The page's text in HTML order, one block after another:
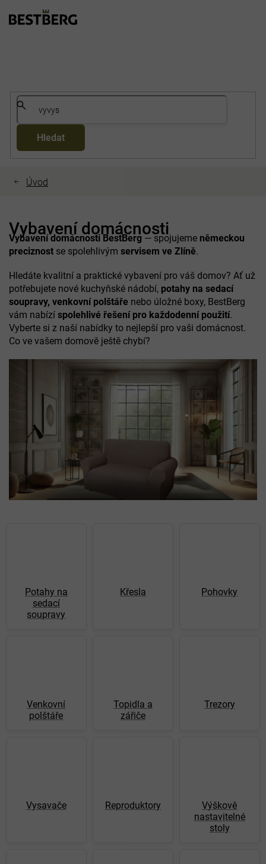
Hledat
Vybavení domácnosti
Vybavení domácnosti BestBerg — spojujeme německou
preciznost se spolehlivým servisem ve Zlíně.
Hledáte kvalitní a praktické vybavení pro váš domov? Ať už
potřebujete nové kuchyňské nádobí, potahy na sedací
soupravy, venkovní polštáře nebo úložné boxy, BestBerg
vám nabízí spolehlivé řešení pro každodenní použití.
Vyberte si z naší nabídky to nejlepší pro vaši domácnost.
Co ve vašem domově ještě chybí?
Potahy na
sedací
soupravy
Křesla Pohovky
Venkovní
polštáře
Topidla a
zářiče
Trezory
Vysavače Reproduktory
Výškově
nastavitelné
stoly